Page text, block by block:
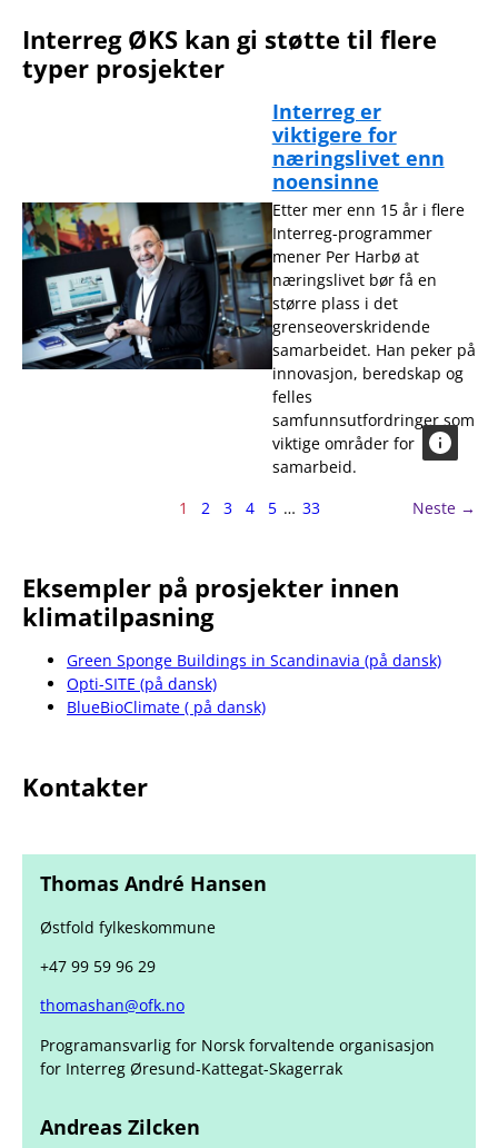
Interreg ØKS kan gi støtte til flere
typer prosjekter
Interreg er
viktigere for
næringslivet enn
noensinne
Etter mer enn 15 år i flere
Interreg-programmer
mener Per Harbø at
næringslivet bør få en
større plass i det
grenseoverskridende
samarbeidet. Han peker på
innovasjon, beredskap og
felles
samfunnsutfordringer som
viktige områder for
samarbeid.
1 2 3 4 5 … 33 Neste side
→
Eksempler på prosjekter innen
klimatilpasning
Green Sponge Buildings in Scandinavia (på dansk)
Opti-SITE (på dansk)
BlueBioClimate ( på dansk)
Kontakter
Thomas André Hansen
Østfold fylkeskommune
+47 99 59 96 29
thomashan@ofk.no
Programansvarlig for Norsk forvaltende organisasjon
for Interreg Øresund-Kattegat-Skagerrak
Andreas Zilcken